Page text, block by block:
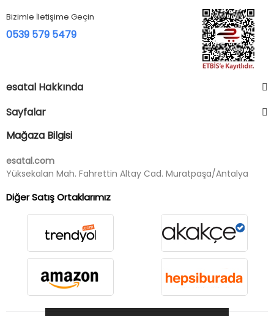
Bizimle İletişime Geçin
0539 579 5479
esatal Hakkında
Sayfalar
Mağaza Bilgisi
esatal.com
Yüksekalan Mah. Fahrettin Altay Cad. Muratpaşa/Antalya
Diğer Satış Ortaklarımız